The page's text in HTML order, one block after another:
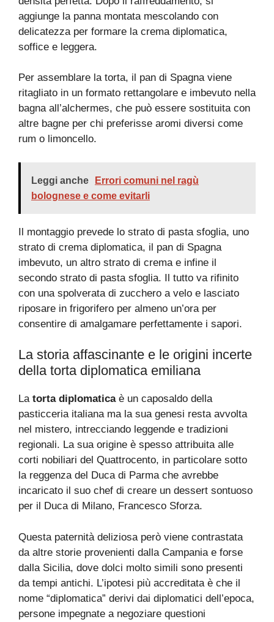
aggiunge la panna montata mescolando con
delicatezza per formare la crema diplomatica,
soffice e leggera.
Per assemblare la torta, il pan di Spagna viene
ritagliato in un formato rettangolare e imbevuto nella
bagna all’alchermes, che può essere sostituita con
altre bagne per chi preferisse aromi diversi come
rum o limoncello.
Leggi anche
Errori comuni nel ragù
bolognese e come evitarli
Il montaggio prevede lo strato di pasta sfoglia, uno
strato di crema diplomatica, il pan di Spagna
imbevuto, un altro strato di crema e infine il
secondo strato di pasta sfoglia. Il tutto va rifinito
con una spolverata di zucchero a velo e lasciato
riposare in frigorifero per almeno un’ora per
consentire di amalgamare perfettamente i sapori.
La storia affascinante e le origini incerte
della torta diplomatica emiliana
La torta diplomaticaè un caposaldo della
pasticceria italiana ma la sua genesi resta avvolta
nel mistero, intrecciando leggende e tradizioni
regionali. La sua origine è spesso attribuita alle
corti nobiliari del Quattrocento, in particolare sotto
la reggenza del Duca di Parma che avrebbe
incaricato il suo chef di creare un dessert sontuoso
per il Duca di Milano, Francesco Sforza.
Questa paternità deliziosa però viene contrastata
da altre storie provenienti dalla Campania e forse
dalla Sicilia, dove dolci molto simili sono presenti
da tempi antichi. L’ipotesi più accreditata è che il
nome “diplomatica” derivi dai diplomatici dell’epoca,
persone impegnate a negoziare questioni